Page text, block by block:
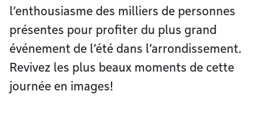
l’enthousiasme des milliers de personnes
présentes pour profiter du plus grand
événement de l’été dans l’arrondissement.
Revivez les plus beaux moments de cette
journée en images!